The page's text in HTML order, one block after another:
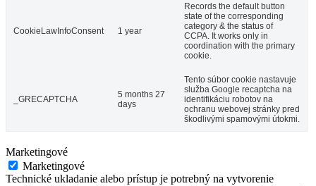
CookieLawInfoConsent 1 year
Records the default button
state of the corresponding
category & the status of
CCPA. It works only in
coordination with the primary
cookie.
_GRECAPTCHA
5 months 27
days
Tento súbor cookie nastavuje
služba Google recaptcha na
identifikáciu robotov na
ochranu webovej stránky pred
škodlivými spamovými útokmi.
Marketingové
Marketingové
Technické ukladanie alebo prístup je potrebný na vytvorenie